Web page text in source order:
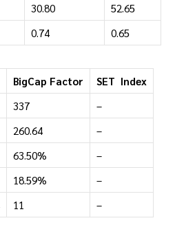
30.80
52.65
0.74 0.65
BigCap Factor
SET Index
337
–
260.64
–
63.50%
–
18.59%
–
11 –